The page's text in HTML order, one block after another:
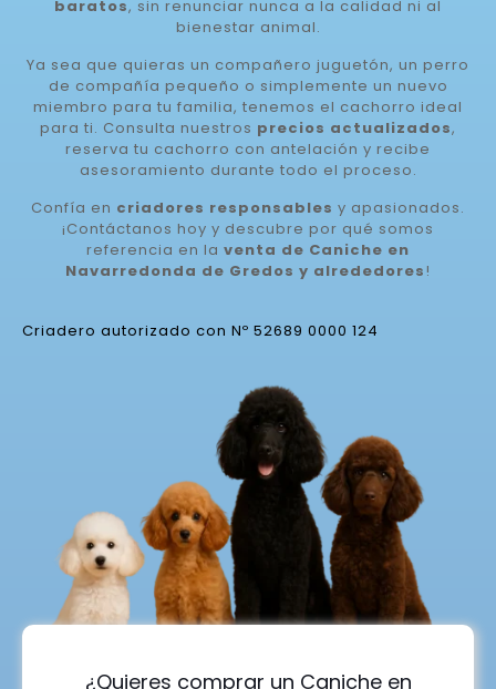
baratos, sin renunciar nunca a la calidad ni al
bienestar animal.
Ya sea que quieras un compañero juguetón, un perro
de compañía pequeño o simplemente un nuevo
miembro para tu familia, tenemos el cachorro ideal
para ti. Consulta nuestros precios actualizados,
reserva tu cachorro con antelación y recibe
asesoramiento durante todo el proceso.
Confía en criadores responsables y apasionados.
¡Contáctanos hoy y descubre por qué somos
referencia en la venta de Caniche en
Navarredonda de Gredos y alrededores!
Criadero autorizado con Nº 52689 0000 124
¿Quieres comprar un Caniche en